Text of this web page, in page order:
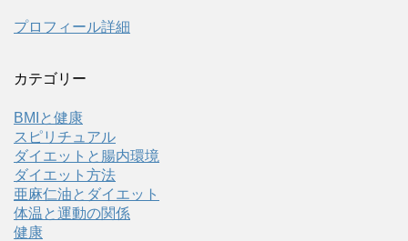
プロフィール詳細
カテゴリー
BMIと健康
スピリチュアル
ダイエットと腸内環境
ダイエット方法
亜麻仁油とダイエット
体温と運動の関係
健康